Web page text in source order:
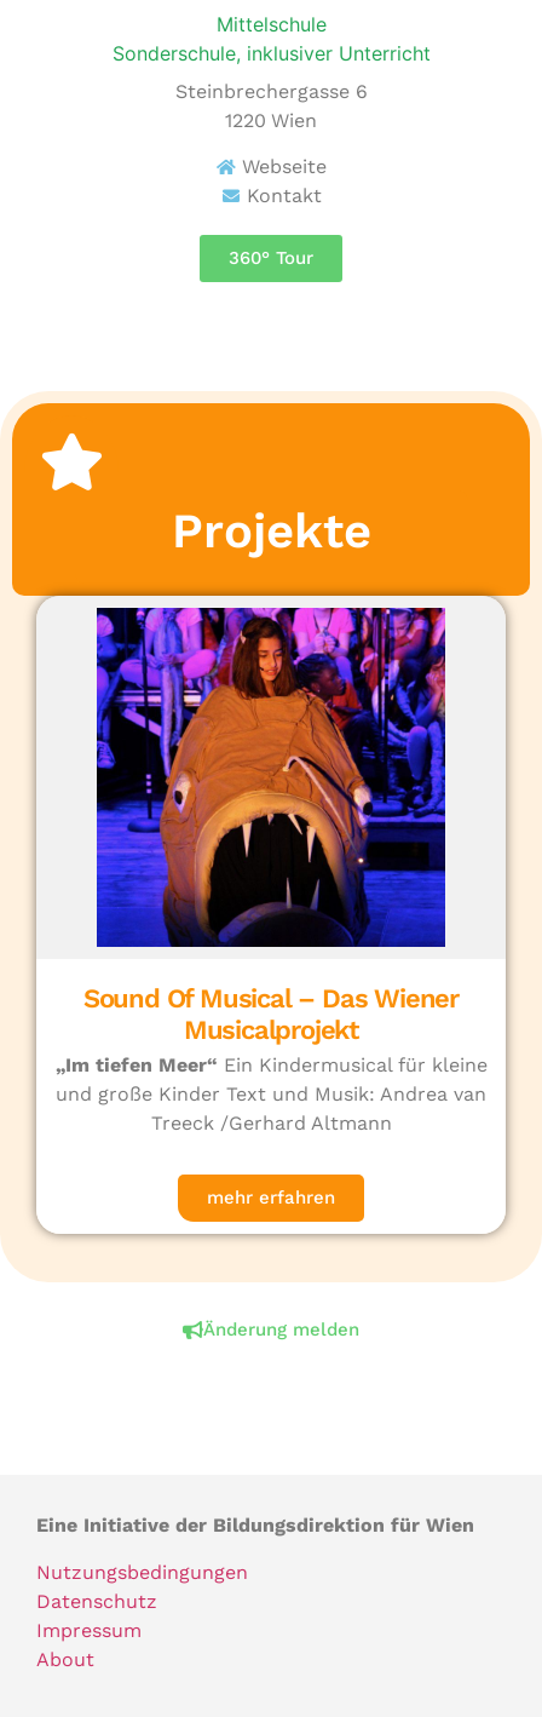
Mittelschule
Sonderschule, inklusiver Unterricht
Steinbrechergasse 6
1220 Wien
Webseite
Kontakt
360° Tour
Projekte
Sound Of Musical – Das Wiener
Musicalprojekt
„Im tiefen Meer“ Ein Kindermusical für kleine
und große Kinder Text und Musik: Andrea van
Treeck /Gerhard Altmann
mehr erfahren
Änderung melden
Eine Initiative der Bildungsdirektion für Wien
Nutzungsbedingungen
Datenschutz
Impressum
About